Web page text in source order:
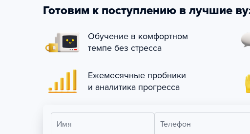
Готовим к поступлению в лучшие
Обучение в комфортном
темпе без стресса
Ежемесячные пробники
и аналитика прогресса
Имя Телефон